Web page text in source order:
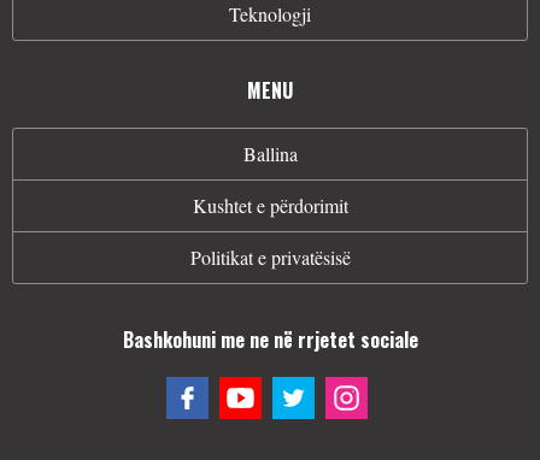
Teknologji
MENU
Ballina
Kushtet e përdorimit
Politikat e privatësisë
Bashkohuni me ne në rrjetet sociale